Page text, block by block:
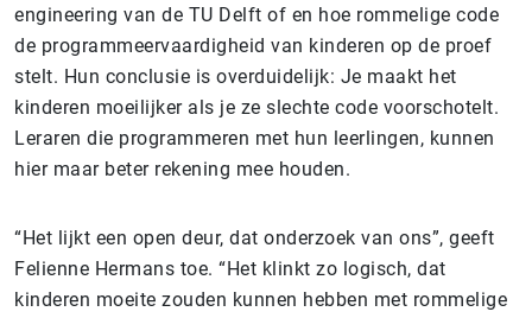
engineering van de TU Delft of en hoe rommelige code
de programmeervaardigheid van kinderen op de proef
stelt. Hun conclusie is overduidelijk: Je maakt het
kinderen moeilijker als je ze slechte code voorschotelt.
Leraren die programmeren met hun leerlingen, kunnen
hier maar beter rekening mee houden.
“Het lijkt een open deur, dat onderzoek van ons”, geeft
Felienne Hermans toe. “Het klinkt zo logisch, dat
kinderen moeite zouden kunnen hebben met rommelige